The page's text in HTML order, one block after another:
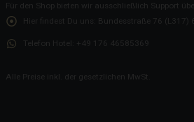
Für den Shop bieten wir ausschließlich Support
Hier findest Du uns:
Bundesstraße 76 (L317)
Telefon Hotel: +49 176 46585369
Alle Preise inkl. der gesetzlichen MwSt.